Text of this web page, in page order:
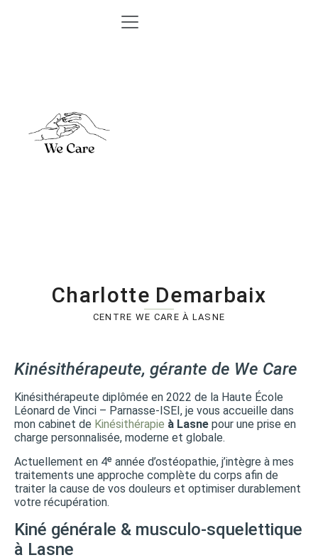
Charlotte Demarbaix
CENTRE WE CARE À LASNE
Kinésithérapeute, gérante de We Care
Kinésithérapeute diplômée en 2022 de la Haute École
Léonard de Vinci – Parnasse-ISEI, je vous accueille dans
mon cabinet de Kinésithérapie à Lasne pour une prise en
charge personnalisée, moderne et globale.
Actuellement en 4ᵉ année d’ostéopathie, j’intègre à mes
traitements une approche complète du corps afin de
traiter la cause de vos douleurs et optimiser durablement
votre récupération.
Kiné générale & musculo-squelettique
à Lasne